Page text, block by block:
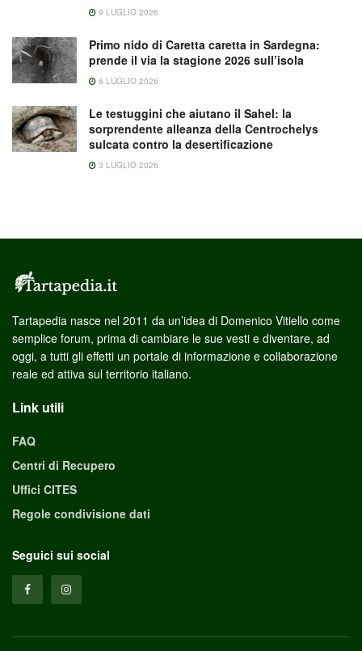
9 LUGLIO 2026
Primo nido di Caretta caretta in Sardegna:
prende il via la stagione 2026 sull’isola
6 LUGLIO 2026
Le testuggini che aiutano il Sahel: la
sorprendente alleanza della Centrochelys
sulcata contro la desertificazione
3 LUGLIO 2026
Tartapedia nasce nel 2011 da un’idea di Domenico Vitiello come
semplice forum, prima di cambiare le sue vesti e diventare, ad
oggi, a tutti gli effetti un portale di informazione e collaborazione
reale ed attiva sul territorio italiano.
Link utili
FAQ
Centri di Recupero
Uffici CITES
Regole condivisione dati
Seguici sui social